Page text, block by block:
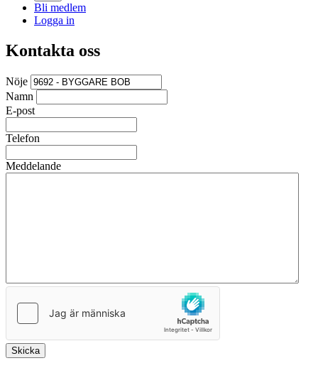
Bli medlem
Logga in
Kontakta oss
Nöje
Namn
E-post
Telefon
Meddelande
Skicka